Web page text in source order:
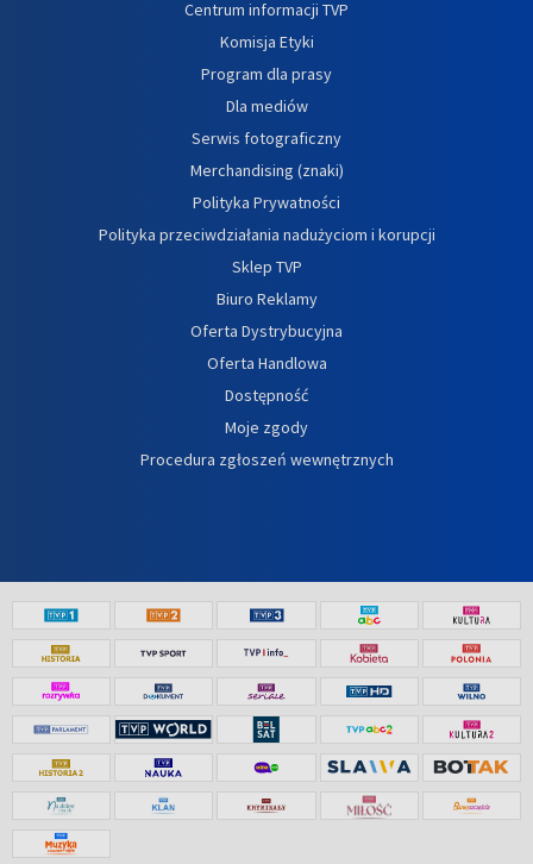
Centrum informacji TVP
Komisja Etyki
Program dla prasy
Dla mediów
Serwis fotograficzny
Merchandising (znaki)
Polityka Prywatności
Polityka przeciwdziałania nadużyciom i korupcji
Sklep TVP
Biuro Reklamy
Oferta Dystrybucyjna
Oferta Handlowa
Dostępność
Moje zgody
Procedura zgłoszeń wewnętrznych